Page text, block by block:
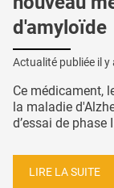
d'amyloïde
Actualité publiée il y
Ce médicament,
la maladie
d’essai de phase
LIRE LA SUITE